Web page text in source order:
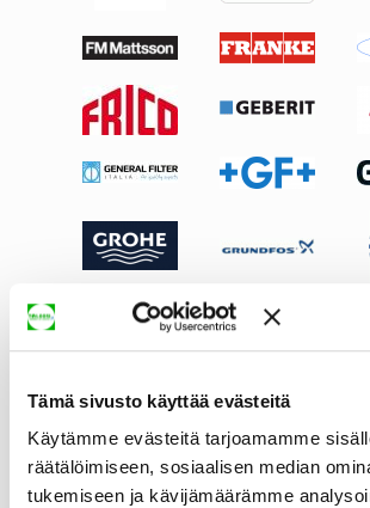
Tämä sivusto käyttää evästeitä
Käytämme evästeitä tarjoamamme
räätälöimiseen, sosiaalisen median
tukemiseen ja kävijämäärämme